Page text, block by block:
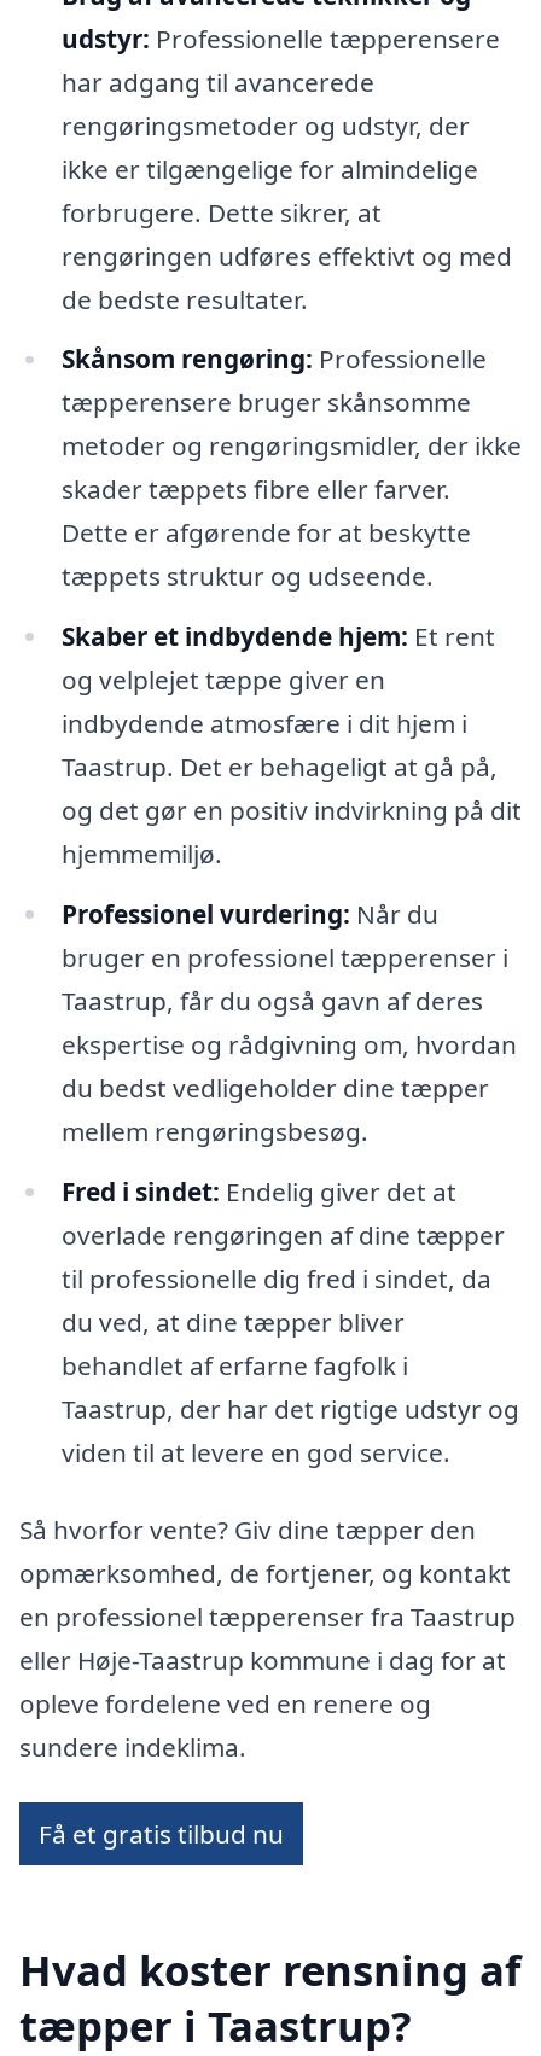
udstyr: Professionelle tæpperensere
har adgang til avancerede
rengøringsmetoder og udstyr, der
ikke er tilgængelige for almindelige
forbrugere. Dette sikrer, at
rengøringen udføres effektivt og med
de bedste resultater.
Skånsom rengøring: Professionelle
tæpperensere bruger skånsomme
metoder og rengøringsmidler, der ikke
skader tæppets fibre eller farver.
Dette er afgørende for at beskytte
tæppets struktur og udseende.
Skaber et indbydende hjem: Et rent
og velplejet tæppe giver en
indbydende atmosfære i dit hjem i
Taastrup. Det er behageligt at gå på,
og det gør en positiv indvirkning på dit
hjemmemiljø.
Professionel vurdering: Når du
bruger en professionel tæpperenser i
Taastrup, får du også gavn af deres
ekspertise og rådgivning om, hvordan
du bedst vedligeholder dine tæpper
mellem rengøringsbesøg.
Fred i sindet: Endelig giver det at
overlade rengøringen af dine tæpper
til professionelle dig fred i sindet, da
du ved, at dine tæpper bliver
behandlet af erfarne fagfolk i
Taastrup, der har det rigtige udstyr og
viden til at levere en god service.
Så hvorfor vente? Giv dine tæpper den
opmærksomhed, de fortjener, og kontakt
en professionel tæpperenser fra Taastrup
eller Høje-Taastrup kommune i dag for at
opleve fordelene ved en renere og
sundere indeklima.
Få et gratis tilbud nu
Hvad koster rensning af
tæpper i Taastrup?